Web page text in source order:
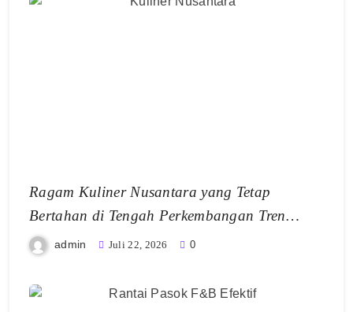
Ragam Kuliner Nusantara yang Tetap
Bertahan di Tengah Perkembangan Tren
Makanan Modern
admin Juli 22, 2026 0